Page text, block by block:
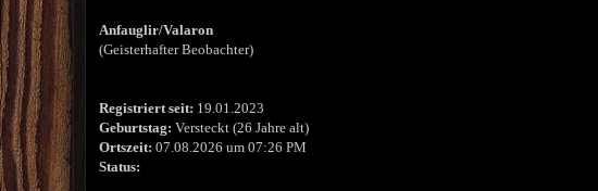
Anfauglir/Valaron
(Geisterhafter Beobachter)
Registriert seit: 19.01.2023
Geburtstag: Versteckt (26 Jahre alt)
Ortszeit: 07.08.2026 um 07:26 PM
Status: